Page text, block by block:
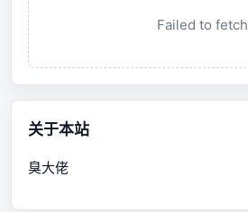
Failed to fetch
关于本站
臭大佬